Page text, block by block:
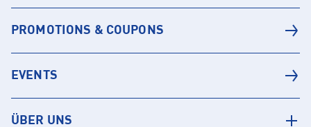
PROMOTIONS & COUPONS
EVENTS
ÜBER UNS